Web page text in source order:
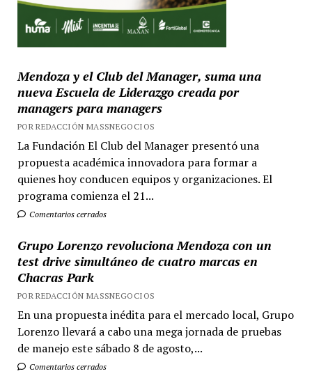
Mendoza y el Club del Manager, suma una
nueva Escuela de Liderazgo creada por
managers para managers
POR REDACCIÓN MASSNEGOCIOS
La Fundación El Club del Manager presentó una
propuesta académica innovadora para formar a
quienes hoy conducen equipos y organizaciones. El
programa comienza el 21...
Comentarios cerrados
Grupo Lorenzo revoluciona Mendoza con un
test drive simultáneo de cuatro marcas en
Chacras Park
POR REDACCIÓN MASSNEGOCIOS
En una propuesta inédita para el mercado local, Grupo
Lorenzo llevará a cabo una mega jornada de pruebas
de manejo este sábado 8 de agosto,...
Comentarios cerrados